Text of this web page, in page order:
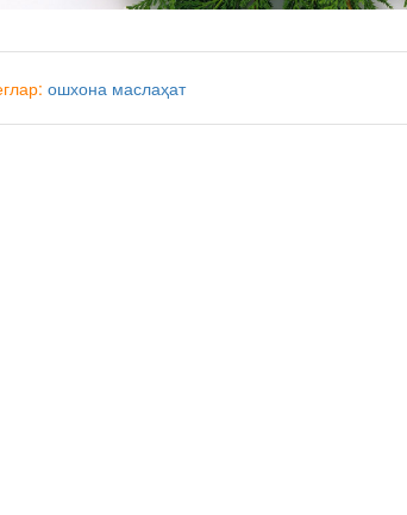
ошхона маслаҳат